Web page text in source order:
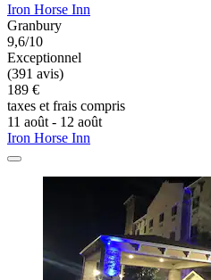
Iron Horse Inn
Granbury
9,6/10
Exceptionnel
(391 avis)
189 €
taxes et frais compris
11 août - 12 août
Iron Horse Inn